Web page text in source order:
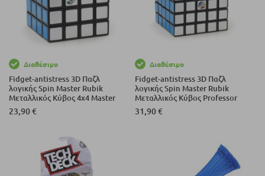
Διαθέσιμο
Fidget-antistress 3D Παζλ
λογικής Spin Master Rubik
Μεταλλικός Κύβος 4х4 Master
6062784
23,90 €
Διαθέσιμο
Fidget-antistress 3D Παζλ
λογικής Spin Master Rubik
Μεταλλικός Κύβος Professor
5х5 6062778
31,90 €